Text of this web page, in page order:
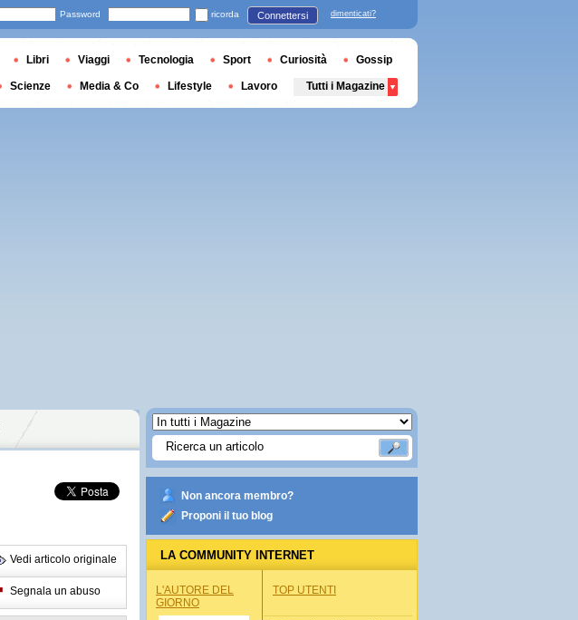
Vedi articolo originale
Segnala un abuso
Non ancora membro?
Proponi il tuo blog
LA COMMUNITY INTERNET
L'AUTORE DEL
GIORNO
TOP UTENTI
Password ricorda Connettersi dimenticati?
Libri Viaggi Tecnologia Sport Curiosità Gossip
Scienze Media & Co Lifestyle Lavoro Tutti i Magazine